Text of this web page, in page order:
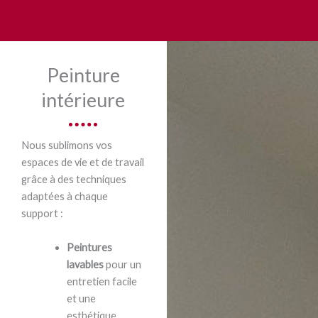
Peinture
intérieure
Nous sublimons vos
espaces de vie et de travail
grâce à des techniques
adaptées à chaque
support :
Peintures
lavablespour un
entretien facile
et une
esthétique